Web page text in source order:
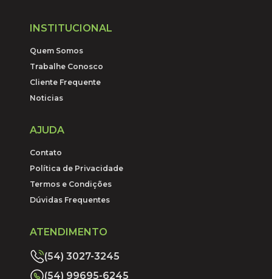
INSTITUCIONAL
Quem Somos
Trabalhe Conosco
Cliente Frequente
Noticias
AJUDA
Contato
Política de Privacidade
Termos e Condições
Dúvidas Frequentes
ATENDIMENTO
(54) 3027-3245
(54) 99695-6245